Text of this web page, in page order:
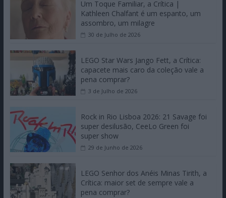
Um Toque Familiar, a Crítica |
Kathleen Chalfant é um espanto, um
assombro, um milagre
30 de Julho de 2026
LEGO Star Wars Jango Fett, a Crítica:
capacete mais caro da coleção vale a
pena comprar?
3 de Julho de 2026
Rock in Rio Lisboa 2026: 21 Savage foi
super desilusão, CeeLo Green foi
super show
29 de Junho de 2026
LEGO Senhor dos Anéis Minas Tirith, a
Crítica: maior set de sempre vale a
pena comprar?